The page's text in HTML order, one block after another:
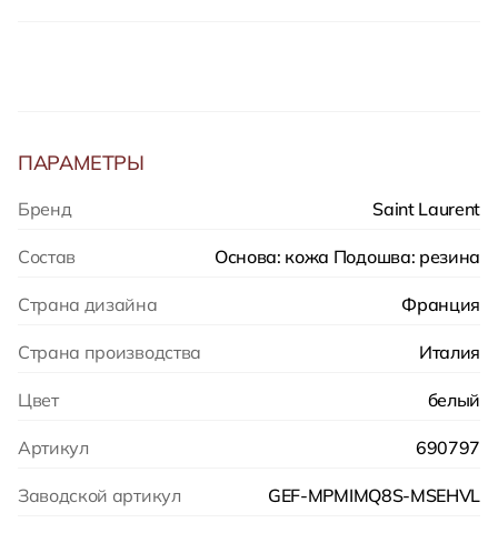
ПАРАМЕТРЫ
Бренд Saint Laurent
Состав Основа: кожа Подошва: резина
Страна дизайна Франция
Страна производства Италия
Цвет белый
Артикул 690797
Заводской артикул GEF-MPMIMQ8S-MSEHVL